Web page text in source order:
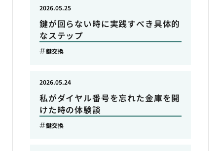
鍵が回らない時に実践すべき具体的
なステップ
2026.05.25
鍵交換
私がダイヤル番号を忘れた金庫を開
けた時の体験談
2026.05.24
鍵交換